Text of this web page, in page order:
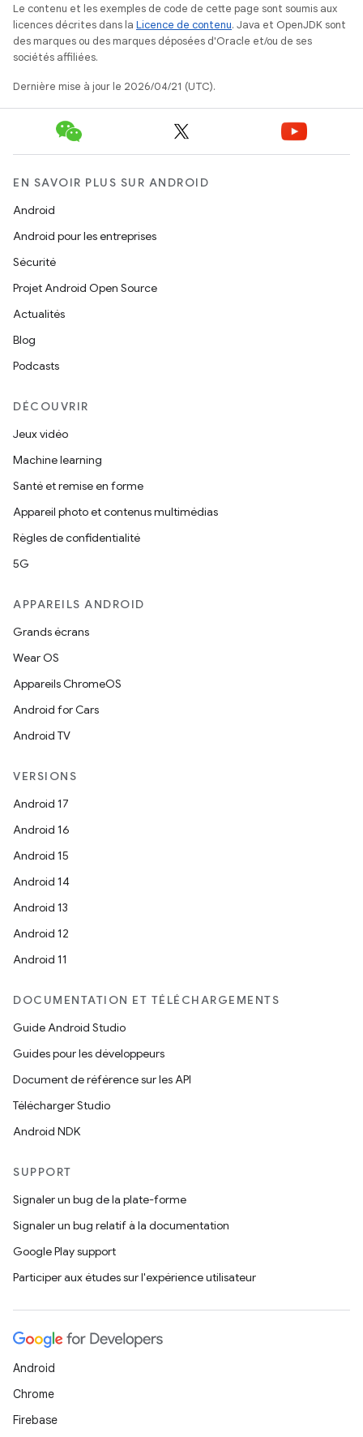
Le contenu et les exemples de code de cette page sont soumis aux
licences décrites dans la Licence de contenu. Java et OpenJDK sont
des marques ou des marques déposées d'Oracle et/ou de ses
sociétés affiliées.
Dernière mise à jour le 2026/04/21 (UTC).
EN SAVOIR PLUS SUR ANDROID
Android
Android pour les entreprises
Sécurité
Projet Android Open Source
Actualités
Blog
Podcasts
DÉCOUVRIR
Jeux vidéo
Machine learning
Santé et remise en forme
Appareil photo et contenus multimédias
Règles de confidentialité
5G
APPAREILS ANDROID
Grands écrans
Wear OS
Appareils ChromeOS
Android for Cars
Android TV
VERSIONS
Android 17
Android 16
Android 15
Android 14
Android 13
Android 12
Android 11
DOCUMENTATION ET TÉLÉCHARGEMENTS
Guide Android Studio
Guides pour les développeurs
Document de référence sur les API
Télécharger Studio
Android NDK
SUPPORT
Signaler un bug de la plate-forme
Signaler un bug relatif à la documentation
Google Play support
Participer aux études sur l'expérience utilisateur
Android
Chrome
Firebase